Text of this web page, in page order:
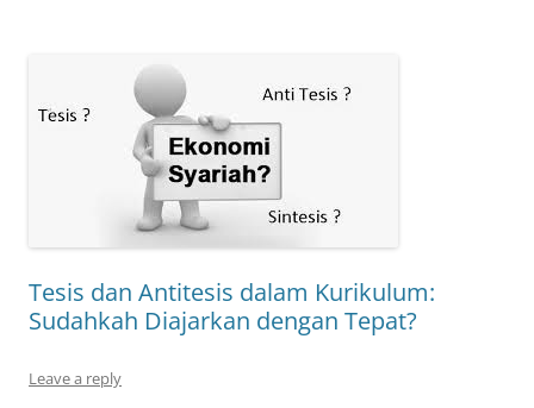
Tesis dan Antitesis dalam Kurikulum:
Sudahkah Diajarkan dengan Tepat?
Leave a reply